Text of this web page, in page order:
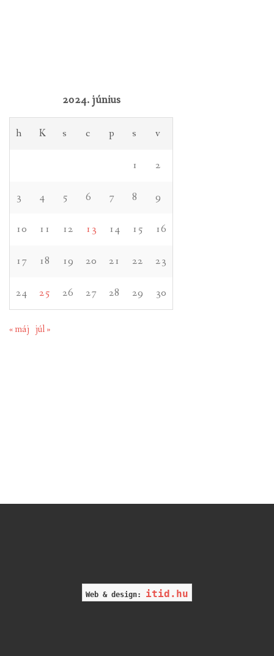
2024. június
h K s c p s v
1 2
3 4 5 6 7 8 9
10 11 12 13 14 15 16
17 18 19 20 21 22 23
24 25 26 27 28 29 30
« máj júl »
Web & design: itid.hu